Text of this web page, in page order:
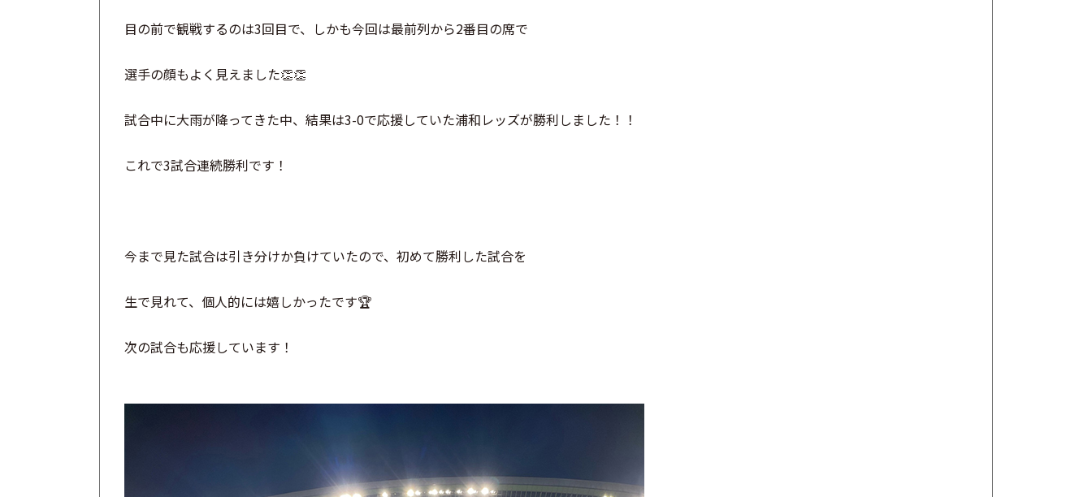
目の前で観戦するのは3回目で、しかも今回は最前列から2番目の席で
選手の顔もよく見えました👏👏
試合中に大雨が降ってきた中、結果は3-0で応援していた浦和レッズが勝利しました！！
これで3試合連続勝利です！
今まで見た試合は引き分けか負けていたので、初めて勝利した試合を
生で見れて、個人的には嬉しかったです🏆
次の試合も応援しています！